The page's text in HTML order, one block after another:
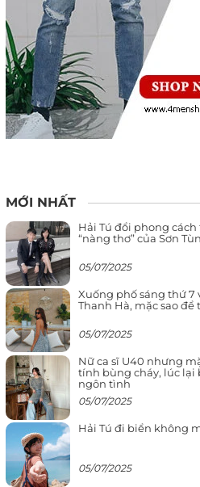
MỚI NHẤT
Hải Tú đổi phong
“nàng thơ” của Sơn
05/07/2025
Xuống phố sáng thứ 7
Thanh Hà, mặc sao
05/07/2025
Nữ ca sĩ U40 nhưng
tính bùng cháy, lúc lại
ngôn tình
05/07/2025
Hải Tú đi biển không
05/07/2025